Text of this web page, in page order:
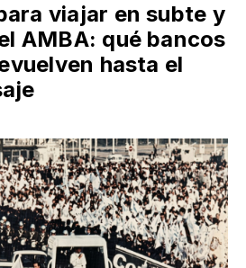
viajar en subte y
AMBA: qué bancos
hasta el